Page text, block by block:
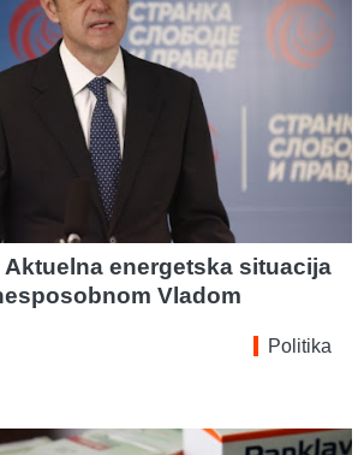
Aktuelna energetska situacija
Vladom
Politika